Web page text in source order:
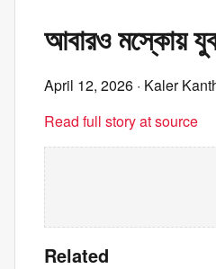
আবারও মস্কোয়
April 12, 2026 · Kaler
Read full story at source
Related